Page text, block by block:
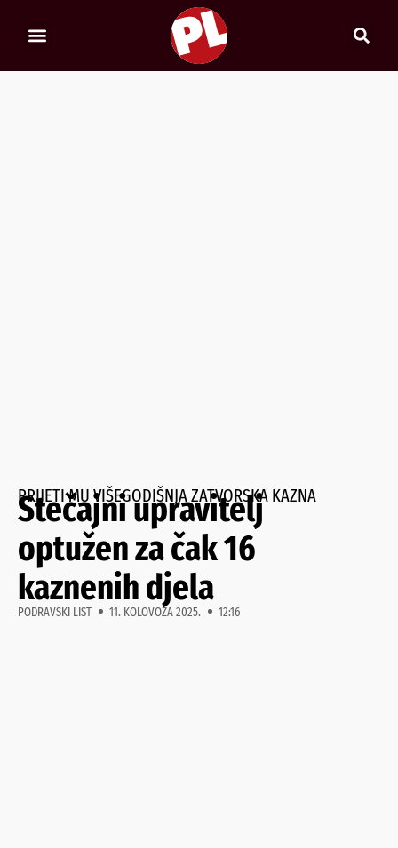
PRIJETI MU VIŠEGODIŠNJA ZATVORSKA KAZNA
Stečajni upravitelj
optužen za čak 16
kaznenih djela
PODRAVSKI LIST 11. KOLOVOZA 2025. 12:16